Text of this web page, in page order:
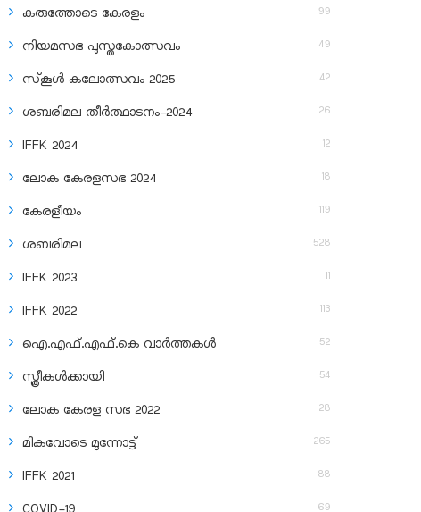
കരുത്തോടെ കേരളം 99
നിയമസഭ പുസ്തകോത്സവം 49
സ്‌കൂൾ കലോത്സവം 2025 42
ശബരിമല തീര്‍ത്ഥാടനം-2024 26
IFFK 2024 12
ലോക കേരളസഭ 2024 18
കേരളീയം 119
ശബരിമല 528
IFFK 2023 11
IFFK 2022 113
ഐ.എഫ്.എഫ്.കെ വാർത്തകൾ 52
സ്ത്രീകൾക്കായി 54
ലോക കേരള സഭ 2022 28
മികവോടെ മുന്നോട്ട് 265
IFFK 2021 88
69